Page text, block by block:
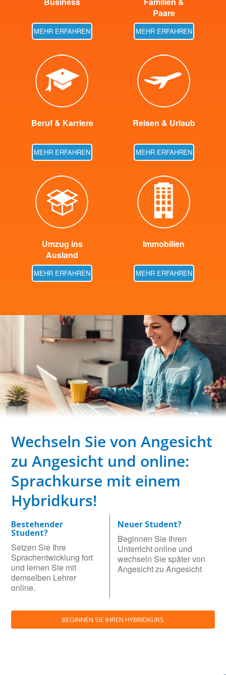
MEHR ERFAHREN
Paare
MEHR ERFAHREN
Beruf & Karriere
MEHR ERFAHREN
Reisen & Urlaub
MEHR ERFAHREN
Umzug ins
Ausland
MEHR ERFAHREN
Immobilien
MEHR ERFAHREN
Wechseln Sie von Angesicht
zu Angesicht und online:
Sprachkurse mit einem
Hybridkurs!
Bestehender
Student?
Setzen Sie Ihre
Sprachentwicklung fort
und lernen Sie mit
demselben Lehrer
online.
Neuer Student?
Beginnen Sie Ihren
Unterricht online und
wechseln Sie später von
Angesicht zu Angesicht
BEGINNEN SIE IHREN HYBRIDKURS